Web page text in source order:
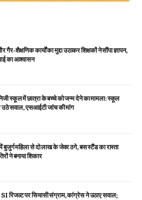
गैर-शैक्षणिक कार्यों का मुद्दा उठाकर शिक्षकों ने सौंपा ज्ञापन,
का आश्वासन
स्कूल में छात्रा के बच्चे को जन्म देने का मामला: स्कूल
उठे सवाल, एसआईटी जांच की मांग
बुजुर्ग महिला से दो लाख के जेवर ठगे, बस स्टैंड का रास्ता
ने बनाया शिकार
रिजल्ट पर सियासी संग्राम, कांग्रेस ने उठाए सवाल;